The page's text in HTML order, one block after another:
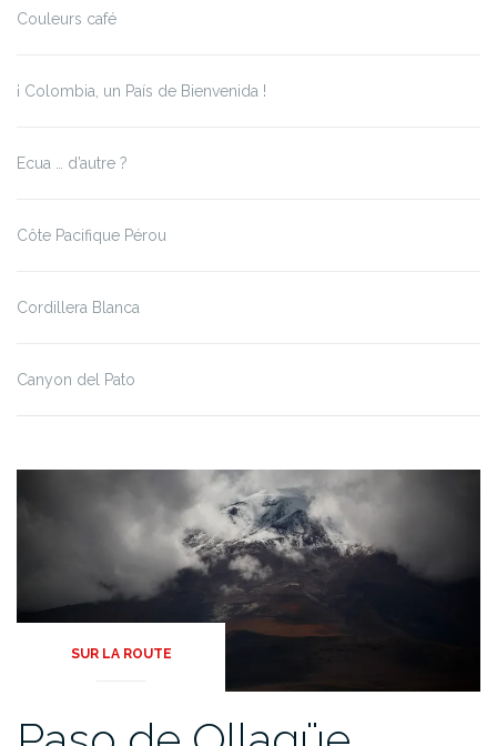
Couleurs café
¡ Colombia, un País de Bienvenida !
Ecua … d’autre ?
Côte Pacifique Pérou
Cordillera Blanca
Canyon del Pato
SUR LA ROUTE